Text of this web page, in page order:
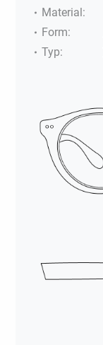
Material:
Form:
Typ: